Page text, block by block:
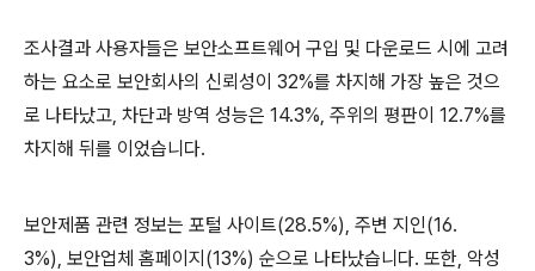
조사결과 사용자들은 보안소프트웨어 구입 및 다운로드 시에 고려
하는 요소로 보안회사의 신뢰성이 32%를 차지해 가장 높은 것으
로 나타났고, 차단과 방역 성능은 14.3%, 주위의 평판이 12.7%를
차지해 뒤를 이었습니다.
보안제품 관련 정보는 포털 사이트(28.5%), 주변 지인(16.
3%), 보안업체 홈페이지 (13%) 순으로 나타났습니다. 또한, 악성